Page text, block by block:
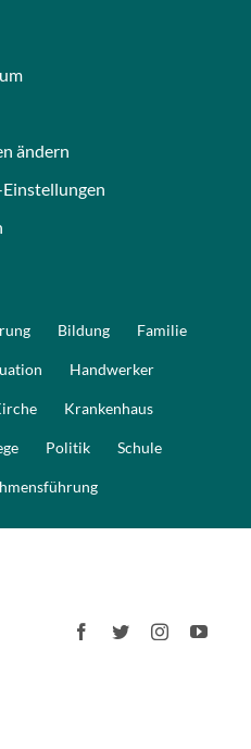
ändern
Bildung Familie
Handwerker
Krankenhaus
Politik Schule